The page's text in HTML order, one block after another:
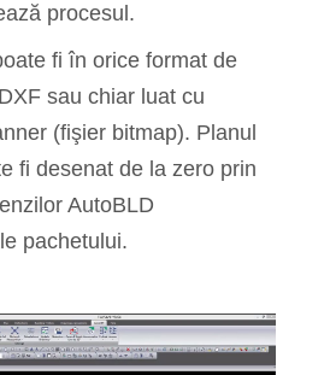
procesul.
fi în orice format de
sau chiar luat cu
(fişier bitmap). Planul
fi desenat de la zero prin
AutoBLD
pachetului.